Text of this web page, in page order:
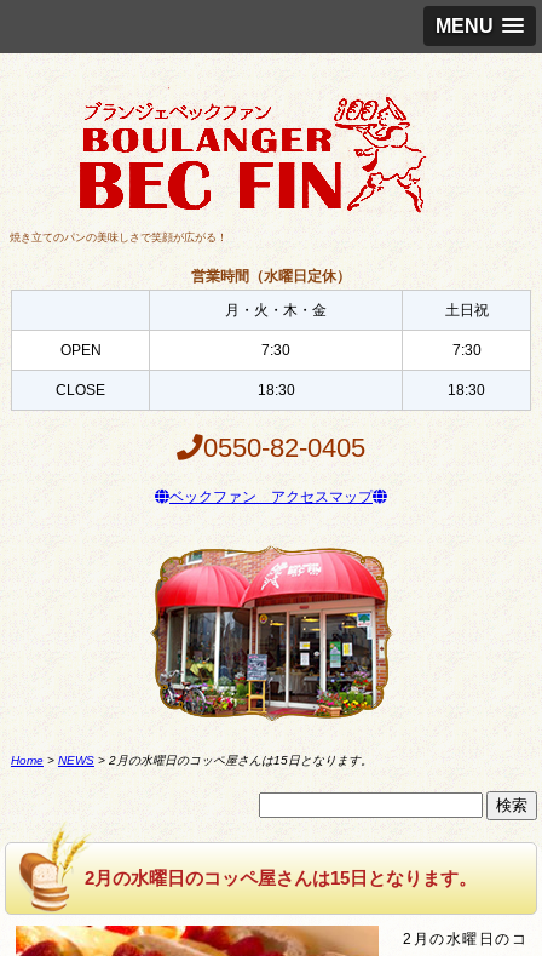
MENU
焼き立てのパンの美味しさで笑顔が広がる！
営業時間（水曜日定休）
月・火・木・金
土日祝
OPEN 7:30 7:30
CLOSE 18:30 18:30
0550-82-0405
ベックファン アクセスマップ
Home> NEWS> 2月の水曜日のコッペ屋さんは15日となります。
2月の水曜日のコッペ屋さんは15日となります。
2月の水曜日のコ